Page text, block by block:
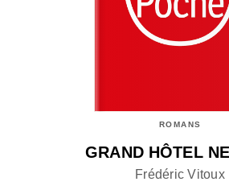
ROMANS
GRAND HÔTEL
Frédéric Vitoux